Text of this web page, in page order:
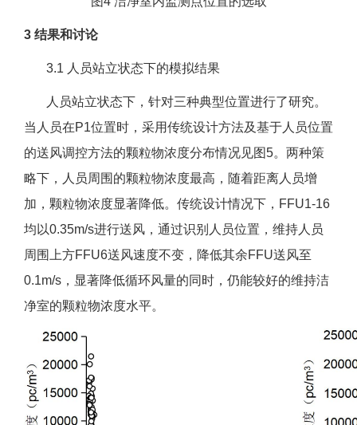
3 结果和讨论
3.1 人员站立状态下的模拟结果
人员站立状态下，针对三种典型位置进行了研究。
当人员在P1位置时，采用传统设计方法及基于人员位置
的送风调控方法的颗粒物浓度分布情况见图5。两种策
略下，人员周围的颗粒物浓度最高，随着距离人员增
加，颗粒物浓度显著降低。传统设计情况下，FFU1-16
均以0.35m/s进行送风，通过识别人员位置，维持人员
周围上方FFU6送风速度不变，降低其余FFU送风至
0.1m/s，显著降低循环风量的同时，仍能较好的维持洁
净室的颗粒物浓度水平。